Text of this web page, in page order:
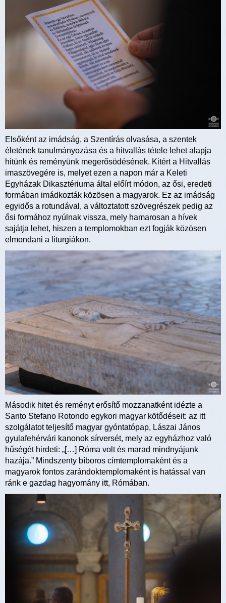
Elsőként az imádság, a Szentírás olvasása, a szentek
életének tanulmányozása és a hitvallás tétele lehet alapja
hitünk és reményünk megerősödésének. Kitért a Hitvallás
imaszövegére is, melyet ezen a napon már a Keleti
Egyházak Dikasztériuma által előírt módon, az ősi, eredeti
formában imádkozták közösen a magyarok. Ez az imádság
egyidős a rotundával, a változtatott szövegrészek pedig az
ősi formához nyúlnak vissza, mely hamarosan a hívek
sajátja lehet, hiszen a templomokban ezt fogják közösen
elmondani a liturgiákon.
Második hitet és reményt erősítő mozzanatként idézte a
Santo Stefano Rotondo egykori magyar kötődéseit: az itt
szolgálatot teljesítő magyar gyóntatópap, Lászai János
gyulafehérvári kanonok sírversét, mely az egyházhoz való
hűségét hirdeti: „[…] Róma volt és marad mindnyájunk
hazája.” Mindszenty bíboros címtemplomaként és a
magyarok fontos zarándoktemplomaként is hatással van
ránk e gazdag hagyomány itt, Rómában.